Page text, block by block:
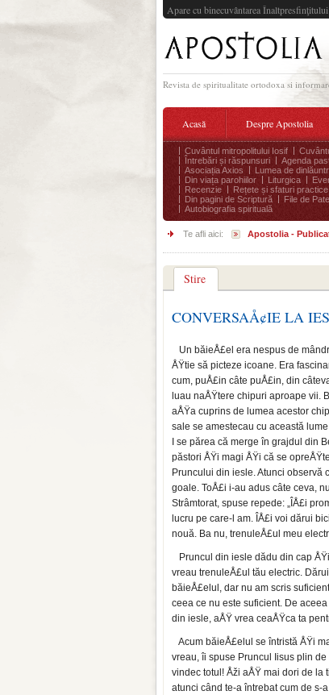
Apare cu binecuvântarea
Revista de spiritualitate ortodoxa si
Acasă Despre Apostolia
Cuvântul mitropolitului Iosif
Întrebări și răspunsuri
Agenda
Asociația Axios
Lumea de
Din viața parohiilor
Liturgica
Recenzie
Rețete și sfaturi practice
Din pagini de Scriptură
File de
Autobiografia spirituală
Te afli aici: Apostolia -
Stire
CONVERSAÅ¢IE LA
Un băieÅ£el era nespus de
ÅŸtie să picteze icoane. Era
cum, puÅ£in câte puÅ£in, din
luau naÅŸtere chipuri aproape vii.
aÅŸa cuprins de lumea acestor
sale se amestecau cu această
I se părea că merge în grajdul din
păstori ÅŸi magi ÅŸi că se
Pruncului din iesle. Atunci observă
goale. ToÅ£i i-au adus câte ceva,
Strâmtorat, spuse repede: „ÎÅ£i
lucru pe care-l am. ÎÅ£i voi dărui
nouă. Ba nu, trenuleÅ£ul meu
Pruncul din iesle dădu din cap
vreau trenuleÅ£ul tău electric.
băieÅ£elul, dar nu am scris
ceea ce nu este suficient. De
din iesle, aÅŸ vrea ceaÅŸca ta
Acum băieÅ£elul se întristă ÅŸi
vreau, îi spuse Pruncul Iisus plin
vindec totul! Åži aÅŸ mai dori de la
atunci când te-a întrebat cum de s-